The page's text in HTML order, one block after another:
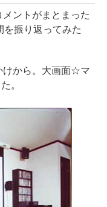
ントがまとまった
振り返ってみた
けから。大画面☆マ
。